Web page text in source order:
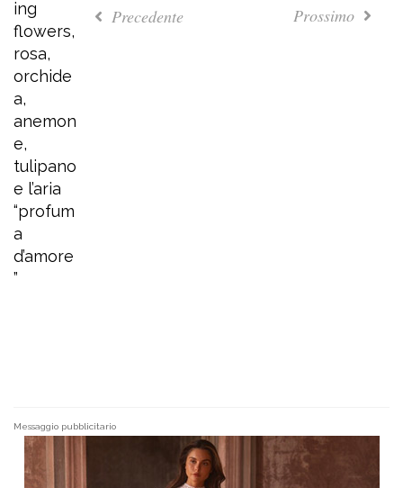
Precedente Prossimo
Messaggio pubblicitario